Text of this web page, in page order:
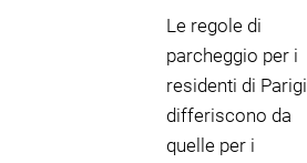
Le regole di
parcheggio per i
residenti di Parigi
differiscono da
quelle per i